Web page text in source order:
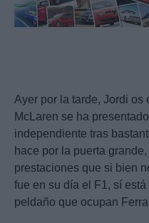
Ayer por la tarde, Jordi os
McLaren se ha
independiente tras
hace por la puerta
prestaciones que si bien
fue en su día el F1, sí
peldaño que ocupan